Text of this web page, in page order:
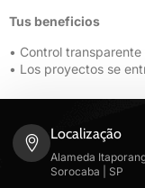
Tus beneficios
• Control
• Los proyectos se
Localização
Alameda
Sorocaba | SP